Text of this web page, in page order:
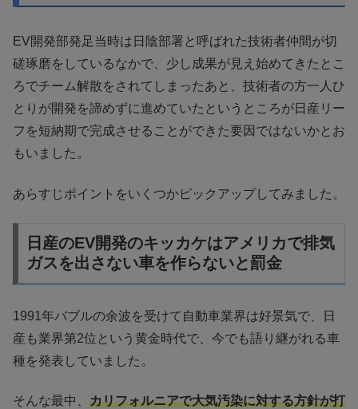
EV開発部発足当時は日陰部署と呼ばれた技術者仲間が切
磋琢磨をしているなかで、少し成果が見え始めてきたとこ
ろでチーム解散をされてしまったあと、技術者の方一人ひ
とりが開発を諦めずに進めていたというところが日産リー
フを短納期で完成させることができた要因ではないかとお
もいました。
あらすじポイントをいくつかピックアップしてみました。
日産のEV開発のキッカケはアメリカで排気
ガスを出さない車を作らないと罰金
1991年バブルの余波を受けて自動車業界は好景気で、日
産も業界第2位という黄金時代で、今でも語り継がれる車
種を発表していました。
そんな最中、 カリフォルニアで大気汚染に対する方針が打